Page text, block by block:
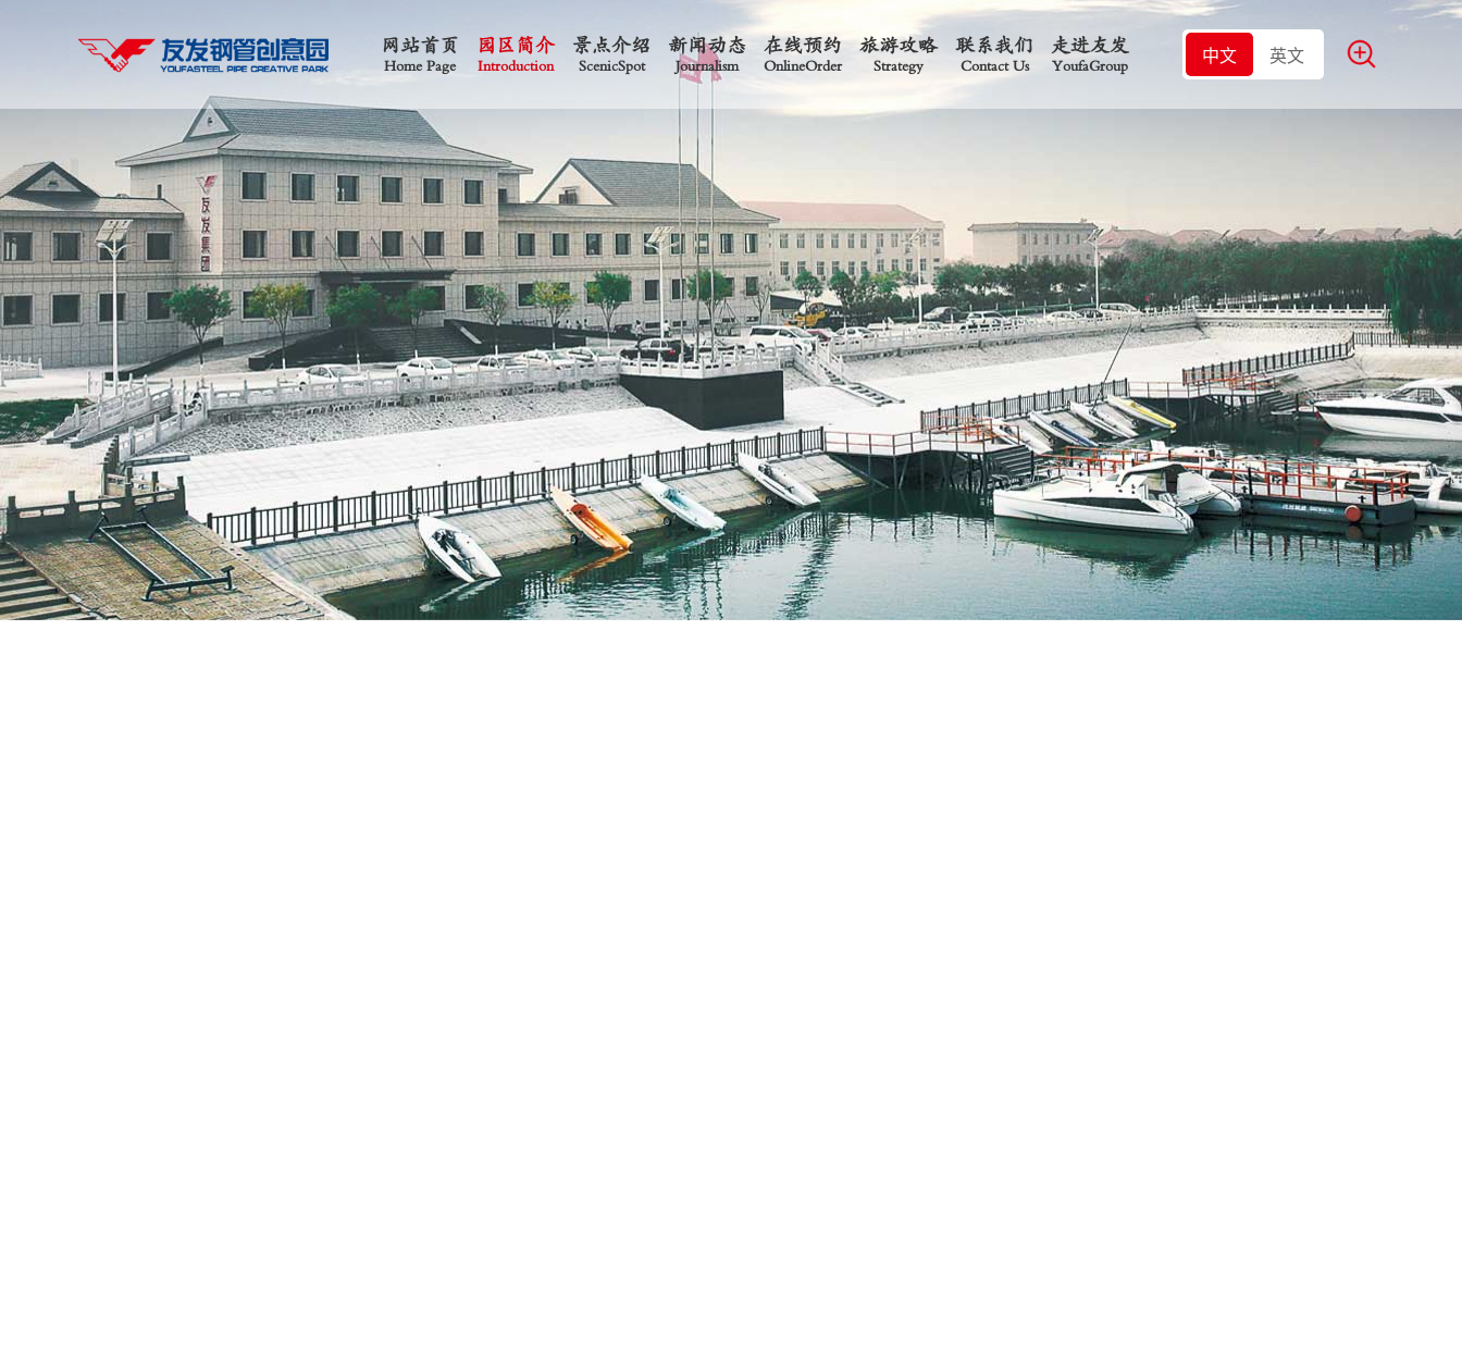
网站首页
Home Page
园区简介
Introduction
景点介绍
ScenicSpot
新闻动态
Journalism
在线预约
OnlineOrder
旅游攻略
Strategy
联系我们
Contact Us
走进友发
YoufaGroup 中文 英文